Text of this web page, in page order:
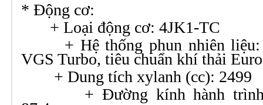
* Động cơ:
+ Loại động cơ: 4JK1-TC
+ Hệ thống phun nhiên liệu:
VGS Turbo, tiêu chuẩn khí thải
+ Dung tích xylanh
+ Đường kính hành trình